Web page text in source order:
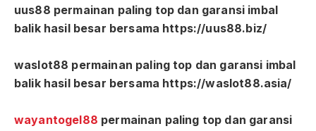
uus88 permainan paling top dan garansi imbal
balik hasil besar bersama https://uus88.biz/
waslot88 permainan paling top dan garansi imbal
balik hasil besar bersama https://waslot88.asia/
wayantogel88 permainan paling top dan garansi